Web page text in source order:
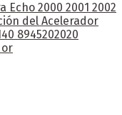
Echo 2000 2001 2002
del Acelerador
8945202020